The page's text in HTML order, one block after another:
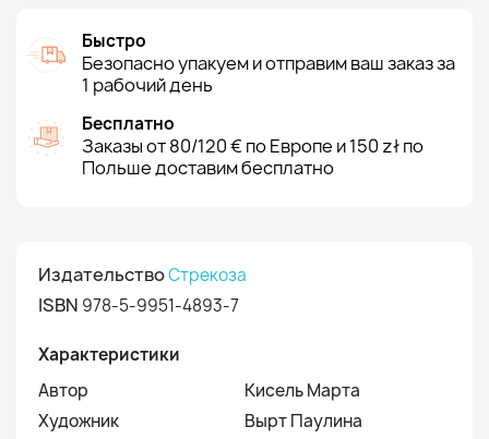
Быстро
Безопасно упакуем и отправим ваш заказ за
1 рабочий день
Бесплатно
Заказы от 80/120 € по Европе и 150 zł по
Польше доставим бесплатно
ИздательствоСтрекоза
ISBN 978-5-9951-4893-7
Характеристики
Автор
Кисель Марта
Художник
Вырт Паулина